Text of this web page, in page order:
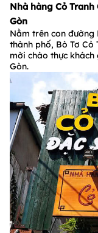
Nhà hàng Cỏ
Gòn
Nằm trên con đường
thành phố, Bò Tơ Cỏ
mời chào thực
Gòn.